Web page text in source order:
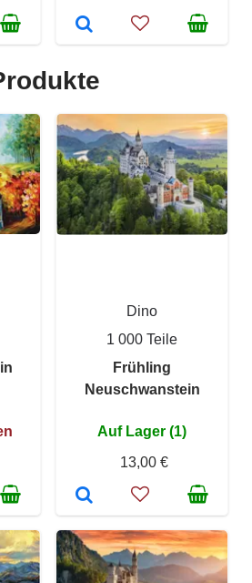
Dino
1 000 Teile
Frühling
Neuschwanstein
Auf Lager (1)
13,00 €